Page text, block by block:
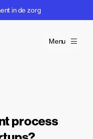
in de zorg
Menu
process